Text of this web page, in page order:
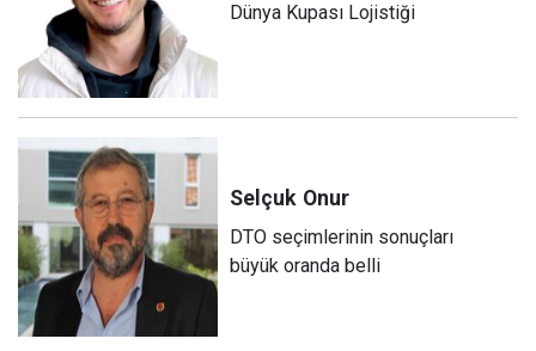
Dünya Kupası Lojistiği
Selçuk Onur
DTO seçimlerinin sonuçları
büyük oranda belli